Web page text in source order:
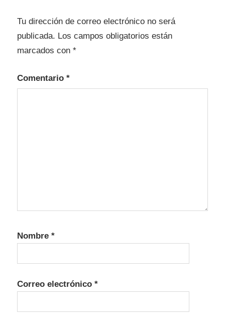
Tu dirección de correo electrónico no será
publicada. Los campos obligatorios están
marcados con *
Comentario *
Nombre *
Correo electrónico *